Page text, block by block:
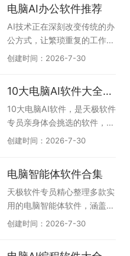
电脑AI办公软件推荐
AI技术正在深刻改变传统的办
公方式，让繁琐重复的工作变
得高效又轻松。无论是文案撰
公软件都能像得力助手一样，
帮你快速理清思路并输出高质
量成果。它们将复杂的操作简
化为几句对话指令，大幅降低
在创意与决策上，真正实现事
半功倍的智慧办公。本专题为
大家整理了一批实用的电脑AI
S AI、智能对话的豆包AI助
创建时间：2026-7-30
10大电脑AI软件大全-办公学习必备
10大电脑AI软件，是天极软件
专员亲身体会挑选的软件，无
论是AI问答、AI创作、AI答
升我们的办公效率和学习拓
展，不懂就问AI，真正体会到
了AI与人协同的魅力。本专题
共收集了DClaw、TRAE Wor
创建时间：2026-7-30
电脑智能体软件合集
天极软件专员精心整理多款实
用的电脑智能体软件，涵盖Q
Claw、AiPy爱派、WorkBud
创建时间：2026-7-30